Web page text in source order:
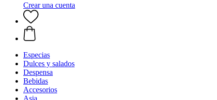
Crear una cuenta
Especias
Dulces y salados
Despensa
Bebidas
Accesorios
Asia